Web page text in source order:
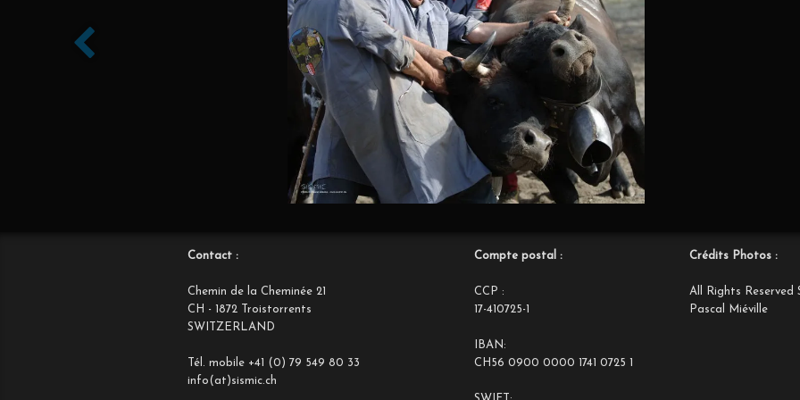
Contact :
Chemin de la Cheminée 21
CH - 1872 Troistorrents
SWITZERLAND
Tél. mobile +41 (0) 79 549 80 33
info(at)sismic.ch
Compte postal :
CCP :
17-410725-1
IBAN:
CH56 0900 0000 1741 0725 1
Crédits Photos :
All Rights Reserved
Pascal Miéville